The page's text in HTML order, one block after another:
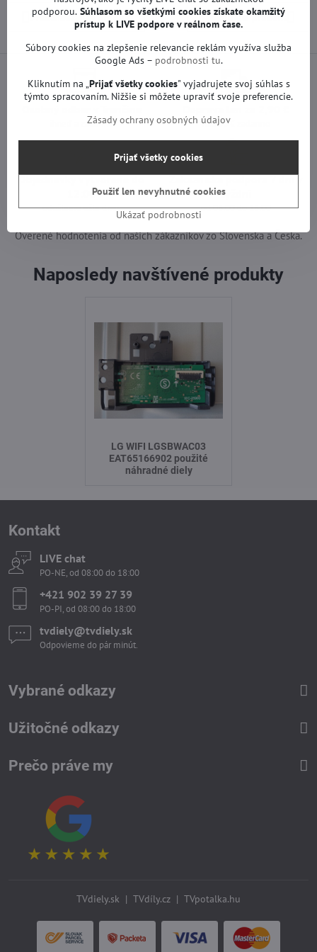
Predchádzajúci produkt Nasledujúci produkt
ihneď a zadarmo nad 60 € zadarmo
Objednávky vytvorené do
12:00
odošleme ešte dnes
Zákaznícka podpora 7 dní v
týždni
od 08:00 do 18:00
Overené hodnotenia od našich zákazníkov zo Slovenska a Česka.
Naposledy navštívené produkty
LG WIFI LGSBWAC03
EAT65166902 použité
náhradné diely
Kontakt
LIVE chat
PO-NE, od 08:00 do 18:00
+421 902 39 27 39
PO-PI, od 08:00 do 18:00
tvdiely​​@tvdiely​​.sk
Odpovieme do pár minút.
Vybrané odkazy
Užitočné odkazy
Prečo práve my
TVdiely.sk | TVdíly.cz | TVpotalka.hu
podporou. Súhlasom so všetkými cookies získate okamžitý
prístup k LIVE podpore v reálnom čase.
Súbory cookies na zlepšenie relevancie reklám využíva služba
Google Ads – podrobnosti tu.
Kliknutím na „Prijať všetky cookies" vyjadrujete svoj súhlas s
týmto spracovaním. Nižšie si môžete upraviť svoje preferencie.
Zásady ochrany osobných údajov
Ukázať podrobnosti
Prijať všetky cookies
Použiť len nevyhnutné cookies